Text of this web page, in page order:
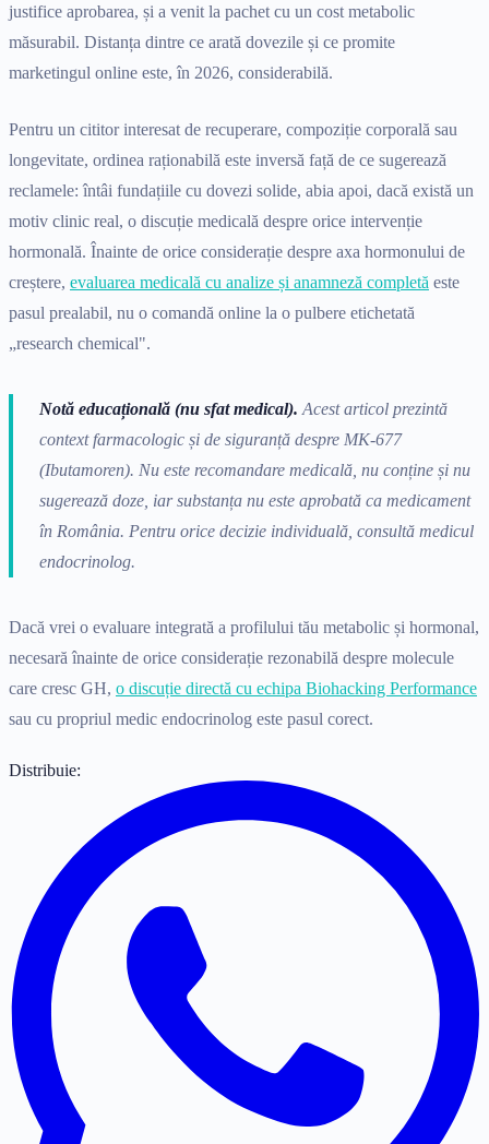
justifice aprobarea, și a venit la pachet cu un cost metabolic
măsurabil. Distanța dintre ce arată dovezile și ce promite
marketingul online este, în 2026, considerabilă.
Pentru un cititor interesat de recuperare, compoziție corporală sau
longevitate, ordinea raționabilă este inversă față de ce sugerează
reclamele: întâi fundațiile cu dovezi solide, abia apoi, dacă există un
motiv clinic real, o discuție medicală despre orice intervenție
hormonală. Înainte de orice considerație despre axa hormonului de
creștere, evaluarea medicală cu analize și anamneză completă este
pasul prealabil, nu o comandă online la o pulbere etichetată
„research chemical".
Notă educațională (nu sfat medical). Acest articol prezintă
context farmacologic și de siguranță despre MK-677
(Ibutamoren). Nu este recomandare medicală, nu conține și nu
sugerează doze, iar substanța nu este aprobată ca medicament
în România. Pentru orice decizie individuală, consultă medicul
endocrinolog.
Dacă vrei o evaluare integrată a profilului tău metabolic și hormonal,
necesară înainte de orice considerație rezonabilă despre molecule
care cresc GH, o discuție directă cu echipa Biohacking Performance
sau cu propriul medic endocrinolog este pasul corect.
Distribuie: